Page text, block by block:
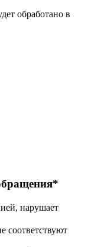
обработано в
нарушает
соответствуют